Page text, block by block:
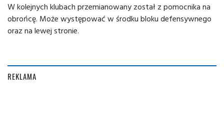
W kolejnych klubach przemianowany został z pomocnika na
obrońcę. Może występować w środku bloku defensywnego
oraz na lewej stronie.
REKLAMA